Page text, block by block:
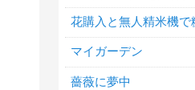
花購入と無人精米機で
マイガーデン
薔薇に夢中